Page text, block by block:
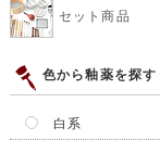
セット商品
色から釉薬を探す
白系